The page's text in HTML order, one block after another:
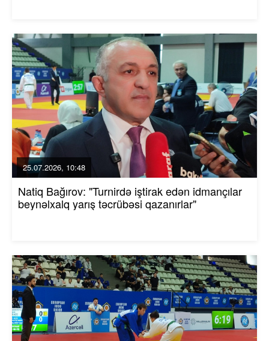
25.07.2026, 10:48
Natiq Bağırov: "Turnirdə iştirak edən idmançılar
beynəlxalq yarış təcrübəsi qazanırlar"